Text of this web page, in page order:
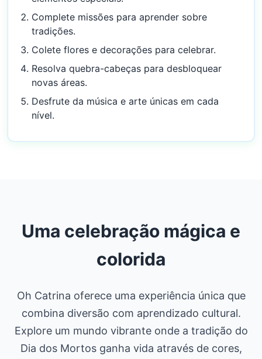
Complete missões para aprender sobre
tradições.
Colete flores e decorações para celebrar.
Resolva quebra-cabeças para desbloquear
novas áreas.
Desfrute da música e arte únicas em cada
nível.
Uma celebração mágica e
colorida
Oh Catrina oferece uma experiência única que
combina diversão com aprendizado cultural.
Explore um mundo vibrante onde a tradição do
Dia dos Mortos ganha vida através de cores,